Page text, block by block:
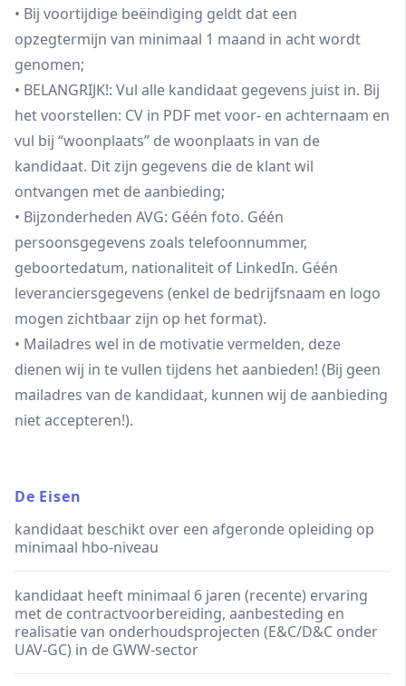
• Bij voortijdige beëindiging geldt dat een
opzegtermijn van minimaal 1 maand in acht wordt
genomen;
• BELANGRIJK!: Vul alle kandidaat gegevens juist in. Bij
het voorstellen: CV in PDF met voor- en achternaam en
vul bij “woonplaats” de woonplaats in van de
kandidaat. Dit zijn gegevens die de klant wil
ontvangen met de aanbieding;
• Bijzonderheden AVG: Géén foto. Géén
persoonsgegevens zoals telefoonnummer,
geboortedatum, nationaliteit of LinkedIn. Géén
leveranciersgegevens (enkel de bedrijfsnaam en logo
mogen zichtbaar zijn op het format).
• Mailadres wel in de motivatie vermelden, deze
dienen wij in te vullen tijdens het aanbieden! (Bij geen
mailadres van de kandidaat, kunnen wij de aanbieding
niet accepteren!).
De Eisen
kandidaat beschikt over een afgeronde opleiding op
minimaal hbo-niveau
kandidaat heeft minimaal 6 jaren (recente) ervaring
met de contractvoorbereiding, aanbesteding en
realisatie van onderhoudsprojecten (E&C/D&C onder
UAV-GC) in de GWW-sector